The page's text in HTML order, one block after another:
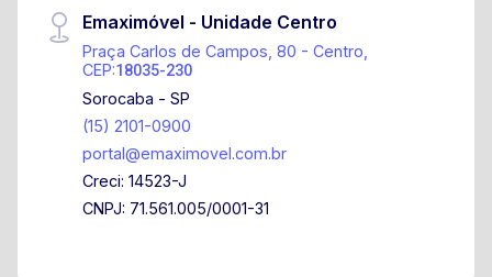
Emaximóvel - Unidade Centro
Praça Carlos de Campos, 80 - Centro,
CEP:18035-230
Sorocaba - SP
(15) 2101-0900
portal@emaximovel.com.br
Creci: 14523-J
CNPJ: 71.561.005/0001-31